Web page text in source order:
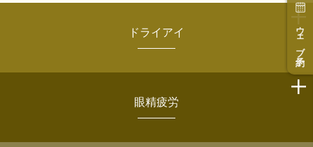
ウェブ予約
ドライアイ
眼精疲労